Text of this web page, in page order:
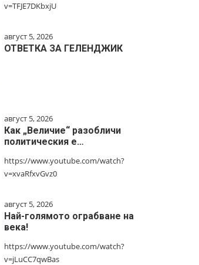
v=TFJE7DKbxjU
август 5, 2026
ОТВЕТКА ЗА ГЕЛЕНДЖИК
август 5, 2026
Как „Величие“ разобличи
политическия е…
https://www.youtube.com/watch?
v=xvaRfxvGvz0
август 5, 2026
Най-голямото ограбване на
века!
https://www.youtube.com/watch?
v=jLuCC7qwBas